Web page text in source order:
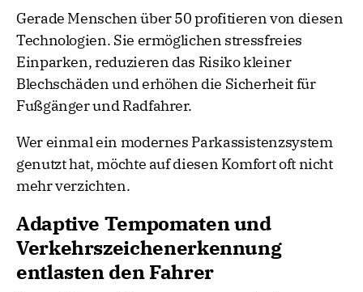
Gerade Menschen über 50 profitieren von diesen
Technologien. Sie ermöglichen stressfreies
Einparken, reduzieren das Risiko kleiner
Blechschäden und erhöhen die Sicherheit für
Fußgänger und Radfahrer.
Wer einmal ein modernes Parkassistenzsystem
genutzt hat, möchte auf diesen Komfort oft nicht
mehr verzichten.
Adaptive Tempomaten und
Verkehrszeichenerkennung
entlasten den Fahrer